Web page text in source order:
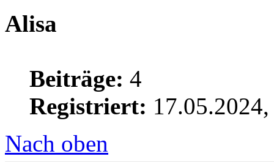
Alisa
Beiträge: 4
Registriert:
Nach oben